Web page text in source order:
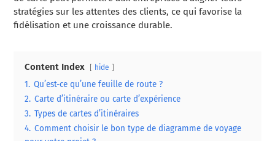
stratégies sur les attentes des clients, ce qui favorise la
fidélisation et une croissance durable.
Content Index hide
1. Qu’est-ce qu’une feuille de route ?
2. Carte d’itinéraire ou carte d’expérience
3. Types de cartes d’itinéraires
4. Comment choisir le bon type de diagramme de voyage